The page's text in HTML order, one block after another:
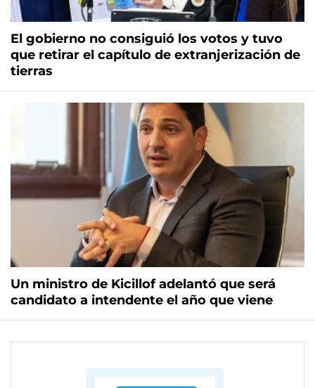
El gobierno no consiguió los votos y tuvo
que retirar el capítulo de extranjerización de
tierras
Un ministro de Kicillof adelantó que será
candidato a intendente el año que viene